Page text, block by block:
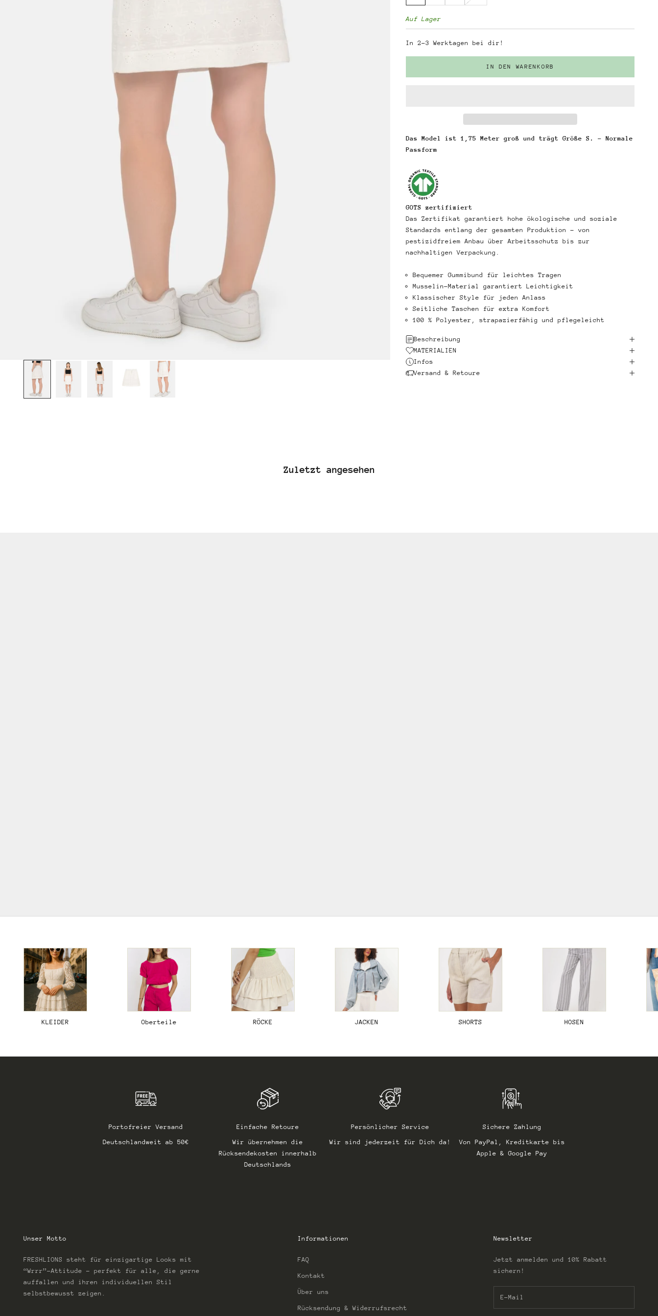
Auf Lager
In 2-3 Werktagen bei dir!
IN DEN WARENKORB
Das Model ist 1,75 Meter groß und trägt Größe S. - Normale
Passform
GOTS zertifiziert
Das Zertifikat garantiert hohe ökologische und soziale
Standards entlang der gesamten Produktion – von
pestizidfreiem Anbau über Arbeitsschutz bis zur
nachhaltigen Verpackung.
Bequemer Gummibund für leichtes Tragen
Musselin-Material garantiert Leichtigkeit
Klassischer Style für jeden Anlass
Seitliche Taschen für extra Komfort
100 % Polyester, strapazierfähig und pflegeleicht
Beschreibung
MATERIALIEN
Infos
Versand & Retoure
Zuletzt angesehen
KLEIDER Oberteile RÖCKE JACKEN SHORTS HOSEN
Portofreier Versand
Deutschlandweit ab 50€
Einfache Retoure
Wir übernehmen die
Rücksendekosten innerhalb
Deutschlands
Persönlicher Service
Wir sind jederzeit für Dich da!
Sichere Zahlung
Von PayPal, Kreditkarte bis
Apple & Google Pay
Unser Motto
FRESHLIONS steht für einzigartige Looks mit
“Wrrr”-Attitude – perfekt für alle, die gerne
auffallen und ihren individuellen Stil
selbstbewusst zeigen.
Informationen
FAQ
Kontakt
Über uns
Rücksendung & Widerrufsrecht
Newsletter
Jetzt anmelden und 10% Rabatt
sichern!